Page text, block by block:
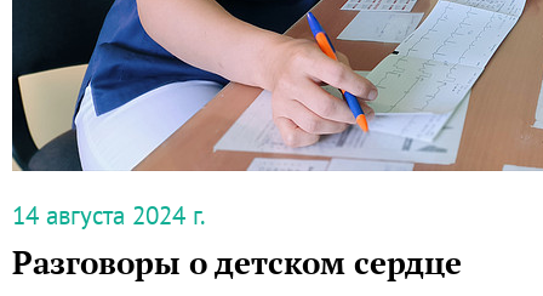
14 августа 2024 г.
Разговоры о детском сердце